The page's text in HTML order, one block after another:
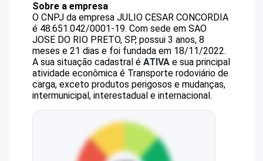
Sobre a empresa
O CNPJ da empresa JULIO CESAR CONCORDIA
é 48.651.042/0001-19. Com sede em SAO
JOSE DO RIO PRETO, SP, possui 3 anos, 8
meses e 21 dias e foi fundada em 18/11/2022.
A sua situação cadastral é ATIVA e sua principal
atividade econômica é Transporte rodoviário de
carga, exceto produtos perigosos e mudanças,
intermunicipal, interestadual e internacional.